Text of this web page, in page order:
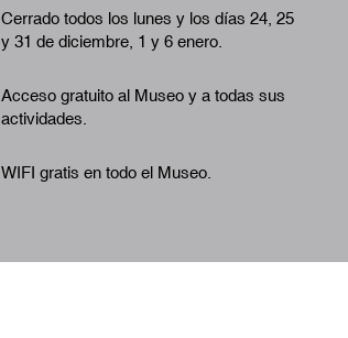
Cerrado todos los lunes y los días 24, 25
y 31 de diciembre, 1 y 6 enero.
Acceso gratuito al Museo y a todas sus
actividades.
WIFI gratis en todo el Museo.